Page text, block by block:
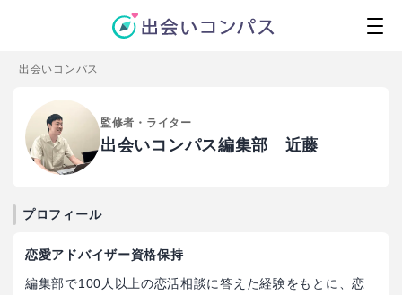
出会いコンパス
監修者・ライター
出会いコンパス編集部 近藤
プロフィール
恋愛アドバイザー資格保持
編集部で100人以上の恋活相談に答えた経験をもとに、恋